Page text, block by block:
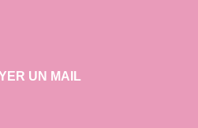
UN MAIL